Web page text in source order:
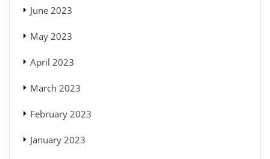
June 2023
May 2023
April 2023
March 2023
February 2023
January 2023